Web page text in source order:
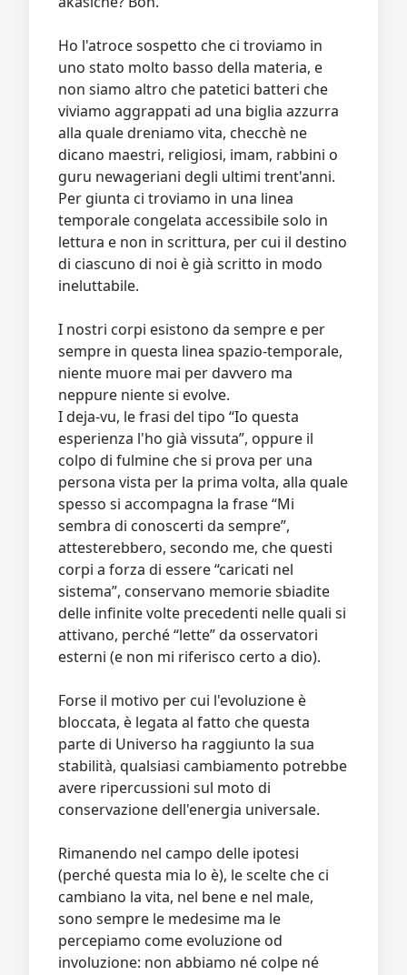
Ho l'atroce sospetto che ci troviamo in
uno stato molto basso della materia, e
non siamo altro che patetici batteri che
viviamo aggrappati ad una biglia azzurra
alla quale dreniamo vita, checchè ne
dicano maestri, religiosi, imam, rabbini o
guru newageriani degli ultimi trent'anni.
Per giunta ci troviamo in una linea
temporale congelata accessibile solo in
lettura e non in scrittura, per cui il destino
di ciascuno di noi è già scritto in modo
ineluttabile.
I nostri corpi esistono da sempre e per
sempre in questa linea spazio-temporale,
niente muore mai per davvero ma
neppure niente si evolve.
I deja-vu, le frasi del tipo “Io questa
esperienza l'ho già vissuta”, oppure il
colpo di fulmine che si prova per una
persona vista per la prima volta, alla quale
spesso si accompagna la frase “Mi
sembra di conoscerti da sempre”,
attesterebbero, secondo me, che questi
corpi a forza di essere “caricati nel
sistema”, conservano memorie sbiadite
delle infinite volte precedenti nelle quali si
attivano, perché “lette” da osservatori
esterni (e non mi riferisco certo a dio).
Forse il motivo per cui l'evoluzione è
bloccata, è legata al fatto che questa
parte di Universo ha raggiunto la sua
stabilità, qualsiasi cambiamento potrebbe
avere ripercussioni sul moto di
conservazione dell'energia universale.
Rimanendo nel campo delle ipotesi
(perché questa mia lo è), le scelte che ci
cambiano la vita, nel bene e nel male,
sono sempre le medesime ma le
percepiamo come evoluzione od
involuzione: non abbiamo né colpe né